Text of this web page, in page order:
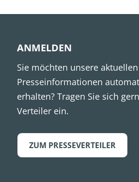
ANMELDEN
Sie möchten unsere aktuellen
Presseinformationen
erhalten? Tragen Sie sich
Verteiler ein.
ZUM PRESSEVERTEILER